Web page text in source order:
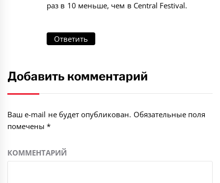
раз в 10 меньше, чем в Central Festival.
Ответить
Добавить комментарий
Ваш e-mail не будет опубликован. Обязательные поля
помечены*
КОММЕНТАРИЙ